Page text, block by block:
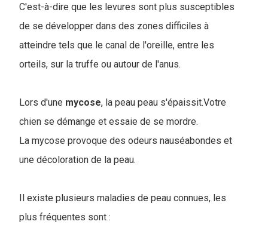
C'est-à-dire que les levures sont plus susceptibles
de se développer dans des zones difficiles à
atteindre tels que le canal de l'oreille, entre les
orteils, sur la truffe ou autour de l'anus.
Lors d'une mycose, la peau peau s'épaissit.Votre
chien se démange et essaie de se mordre.
La mycose provoque des odeurs nauséabondes et
une décoloration de la peau.
Il existe plusieurs maladies de peau connues, les
plus fréquentes sont :